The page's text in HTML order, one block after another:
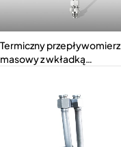
Termiczny przepływomierz
masowy z wkładką